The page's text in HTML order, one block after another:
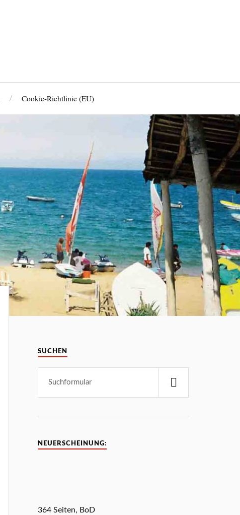
Cookie-Richtlinie (EU)
SUCHEN
NEUERSCHEINUNG:
364 Seiten, BoD